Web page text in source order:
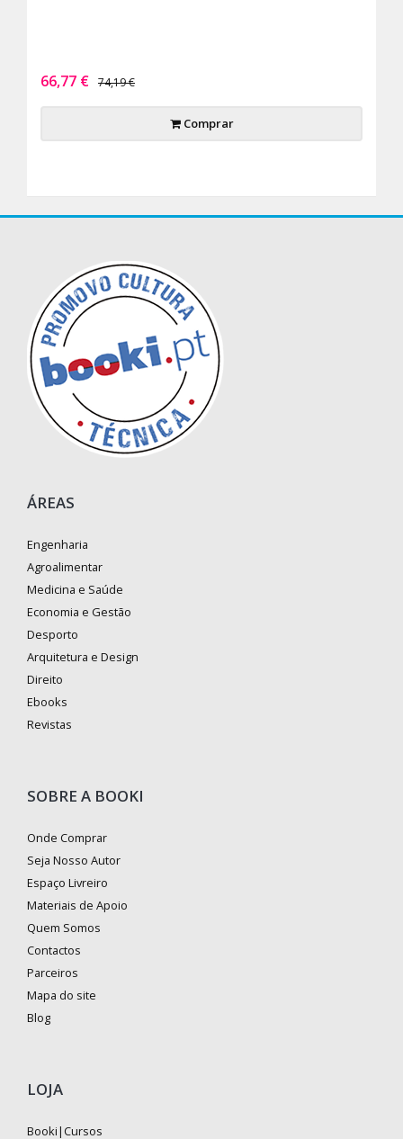
66,77 € 74,19 €
Comprar
ÁREAS
Engenharia
Agroalimentar
Medicina e Saúde
Economia e Gestão
Desporto
Arquitetura e Design
Direito
Ebooks
Revistas
SOBRE A BOOKI
Onde Comprar
Seja Nosso Autor
Espaço Livreiro
Materiais de Apoio
Quem Somos
Contactos
Parceiros
Mapa do site
Blog
LOJA
Booki|Cursos